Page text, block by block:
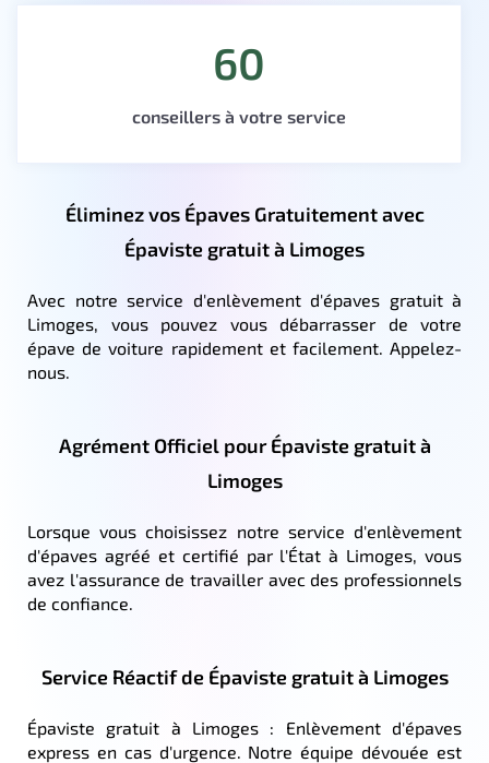
60
conseillers à votre service
Éliminez vos Épaves Gratuitement avec
Épaviste gratuit à Limoges
Avec notre service d'enlèvement d'épaves gratuit à
Limoges, vous pouvez vous débarrasser de votre
épave de voiture rapidement et facilement. Appelez-
nous.
Agrément Officiel pour Épaviste gratuit à
Limoges
Lorsque vous choisissez notre service d'enlèvement
d'épaves agréé et certifié par l'État à Limoges, vous
avez l'assurance de travailler avec des professionnels
de confiance.
Service Réactif de Épaviste gratuit à Limoges
Épaviste gratuit à Limoges : Enlèvement d'épaves
express en cas d'urgence. Notre équipe dévouée est